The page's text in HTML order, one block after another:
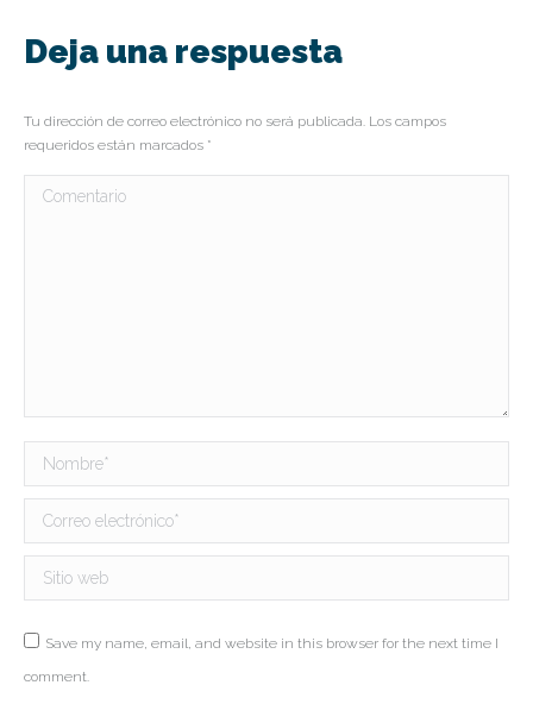
Deja una respuesta
Tu dirección de correo electrónico no será publicada. Los campos
requeridos están marcados *
Comentario
Nombre *
Correo electrónico *
Sitio web
Save my name, email, and website in this browser for the next time I
comment.